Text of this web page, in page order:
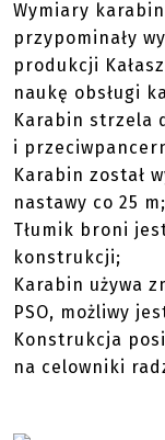
Wymiary
przypominały
produkcji
naukę obsługi
Karabin strzela
i
Karabin został
nastawy co 25 m;
Tłumik broni
konstrukcji;
Karabin używa
PSO, możliwy
Konstrukcja
na celowniki